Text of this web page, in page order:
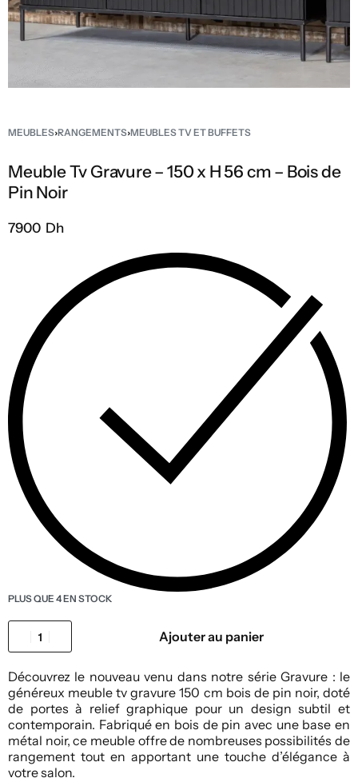
MEUBLES›RANGEMENTS›MEUBLES TV ET BUFFETS
Meuble Tv Gravure – 150 x H 56 cm – Bois de
Pin Noir
7900 Dh
PLUS QUE 4 EN STOCK
Ajouter au panier
Découvrez le nouveau venu dans notre série Gravure : le
généreux meuble tv gravure 150 cm bois de pin noir, doté
de portes à relief graphique pour un design subtil et
contemporain. Fabriqué en bois de pin avec une base en
métal noir, ce meuble offre de nombreuses possibilités de
rangement tout en apportant une touche d’élégance à
votre salon.